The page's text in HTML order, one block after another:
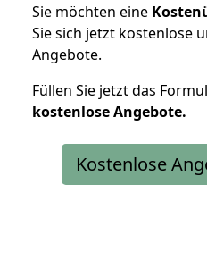
Sie möchten eine
Sie sich jetzt kostenlose
Angebote.
Füllen Sie jetzt das
kostenloseAngebote.
Kostenlose